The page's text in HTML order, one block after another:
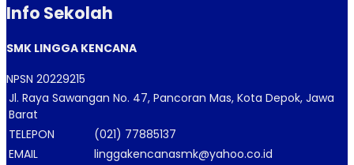
Info Sekolah
SMK LINGGA KENCANA
NPSN 20229215
Jl. Raya Sawangan No. 47, Pancoran Mas, Kota Depok, Jawa
Barat
TELEPON
(021) 77885137
EMAIL
linggakencanasmk@yahoo.co.id